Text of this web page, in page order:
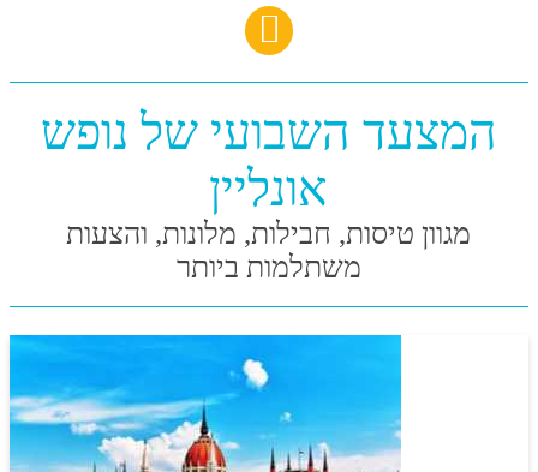
המצעד השבועי של נופש
אונליין
מגוון טיסות, חבילות, מלונות, והצעות
משתלמות ביותר